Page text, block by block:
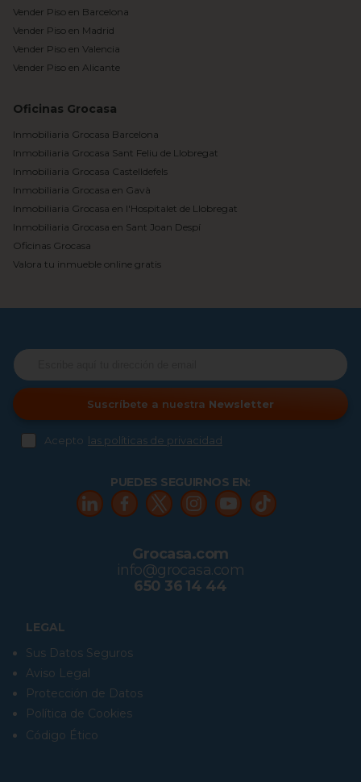
Vender Piso en Barcelona
Vender Piso en Madrid
Vender Piso en Valencia
Vender Piso en Alicante
Oficinas Grocasa
Inmobiliaria Grocasa Barcelona
Inmobiliaria Grocasa Sant Feliu de Llobregat
Inmobiliaria Grocasa Castelldefels
Inmobiliaria Grocasa en Gavà
Inmobiliaria Grocasa en l'Hospitalet de Llobregat
Inmobiliaria Grocasa en Sant Joan Despí
Oficinas Grocasa
Valora tu inmueble online gratis
Suscríbete a nuestra Newsletter
Acepto las políticas de privacidad
LEGAL
Sus Datos Seguros
Aviso Legal
Protección de Datos
Política de Cookies
Código Ético
PUEDES SEGUIRNOS EN:
Grocasa.com
info@grocasa.com
650 36 14 44